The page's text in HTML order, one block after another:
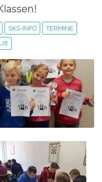
SKS-INFO TERMINE
U8